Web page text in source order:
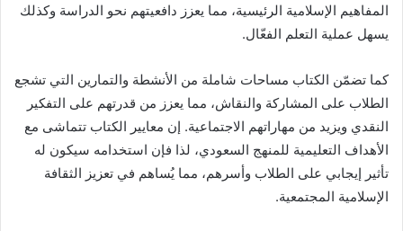
المفاهيم الإسلامية الرئيسية، مما يعزز دافعيتهم نحو الدراسة وكذلك
يسهل عملية التعلم الفعّال.
كما تضمّن الكتاب مساحات شاملة من الأنشطة والتمارين التي تشجع
الطلاب على المشاركة والنقاش، مما يعزز من قدرتهم على التفكير
النقدي ويزيد من مهاراتهم الاجتماعية. إن معايير الكتاب تتماشى مع
الأهداف التعليمية للمنهج السعودي، لذا فإن استخدامه سيكون له
تأثير إيجابي على الطلاب وأسرهم، مما يُساهم في تعزيز الثقافة
الإسلامية المجتمعية.